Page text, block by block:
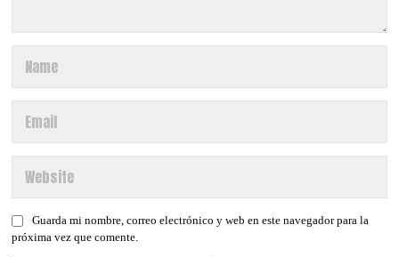
Guarda mi nombre, correo electrónico y web en este navegador para la
próxima vez que comente.